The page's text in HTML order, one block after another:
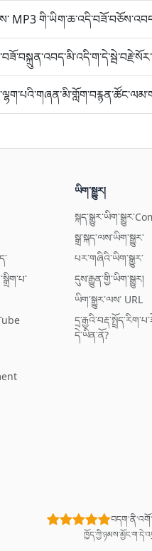
MP3
ཡིག་སྒྱུར།
སྒྲ་སྐད་ལས་ཡིག་སྒྱུར་
པར་གཞིའི་ཡིག་སྒྱུར་
དུས་རྒྱུན་གྱི་ཡིག་སྒྱུར།
ཡིག་སྒྱུར་ལས་ URL
དེ་ཡིན་ནོ?